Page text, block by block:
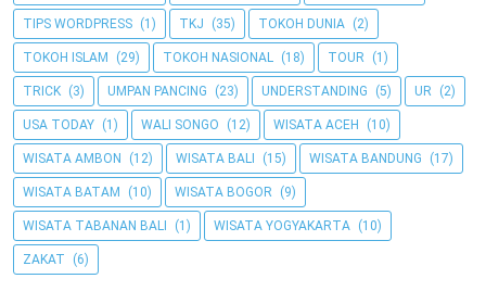
TIPS WORDPRESS (1) TKJ (35) TOKOH DUNIA (2)
TOKOH ISLAM (29) TOKOH NASIONAL (18) TOUR (1)
TRICK (3) UMPAN PANCING (23) UNDERSTANDING (5) UR (2)
USA TODAY (1) WALI SONGO (12) WISATA ACEH (10)
WISATA AMBON (12) WISATA BALI (15) WISATA BANDUNG (17)
WISATA BATAM (10) WISATA BOGOR (9)
WISATA TABANAN BALI (1) WISATA YOGYAKARTA (10)
ZAKAT (6)